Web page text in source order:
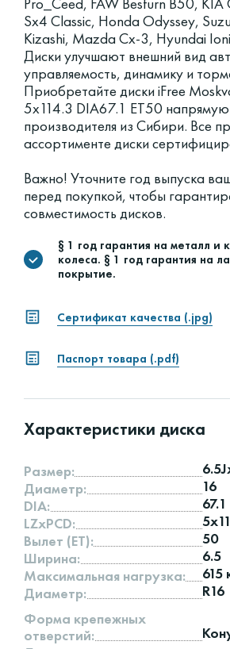
Sx4 Classic, Honda Odyssey,
Kizashi, Mazda Cx-3, Hyundai
Диски улучшают внешний вид
управляемость, динамику и
Приобретайте диски iFree
5x114.3 DIA67.1 ET50
производителя из Сибири. Все
ассортименте диски
Важно! Уточните год выпуска
перед покупкой, чтобы
совместимость дисков.
§ 1 год гарантия на металл и
колеса. § 1 год гарантия на
покрытие.
Сертификат качества (.jpg)
Паспорт товара (.pdf)
Характеристики диска
Размер:
Диаметр:
16
DIA:
67.1
LZxPCD:
Вылет (ET):
50
Ширина:
6.5
Максимальная нагрузка:
615
Диаметр:
R16
Форма крепежных
отверстий: